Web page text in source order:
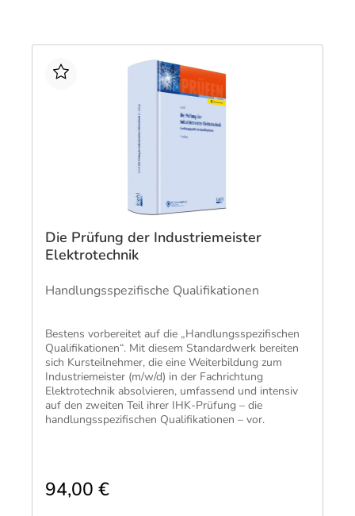
Die Prüfung der Industriemeister
Elektrotechnik
Handlungsspezifische Qualifikationen
​Bestens vorbereitet auf die „Handlungsspezifischen
Qualifikationen“. Mit diesem Standardwerk bereiten
sich Kursteilnehmer, die eine Weiterbildung zum
Industriemeister (m/w/d) in der Fachrichtung
Elektrotechnik absolvieren, umfassend und intensiv
auf den zweiten Teil ihrer IHK-Prüfung – die
handlungsspezifischen Qualifikationen – vor.
94,00 €